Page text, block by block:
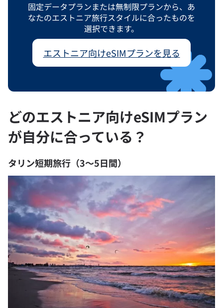
固定データプランまたは無制限プランから、あ
なたのエストニア旅行スタイルに合ったものを
選択できます。
エストニア向けeSIMプランを見る
どのエストニア向けeSIMプラン
が自分に合っている？
タリン短期旅行（3〜5日間）